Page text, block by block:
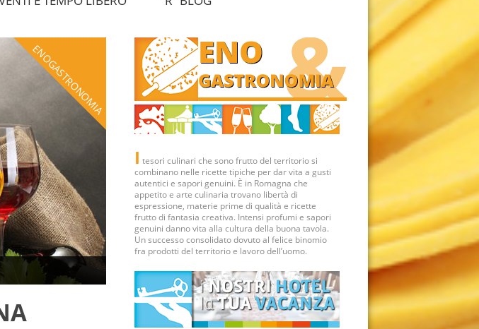
ENOGASTRONOMIA
I tesori culinari che sono frutto del territorio si
combinano nelle ricette tipiche per dar vita a gusti
autentici e sapori genuini. È in Romagna che
appetito e arte culinaria trovano libertà di
espressione, materie prime di qualità e ricette
frutto di fantasia creativa. Intensi profumi e sapori
genuini danno vita alla cultura della buona tavola.
Un successo consolidato dovuto al felice binomio
fra prodotti del territorio e lavoro dell’uomo.